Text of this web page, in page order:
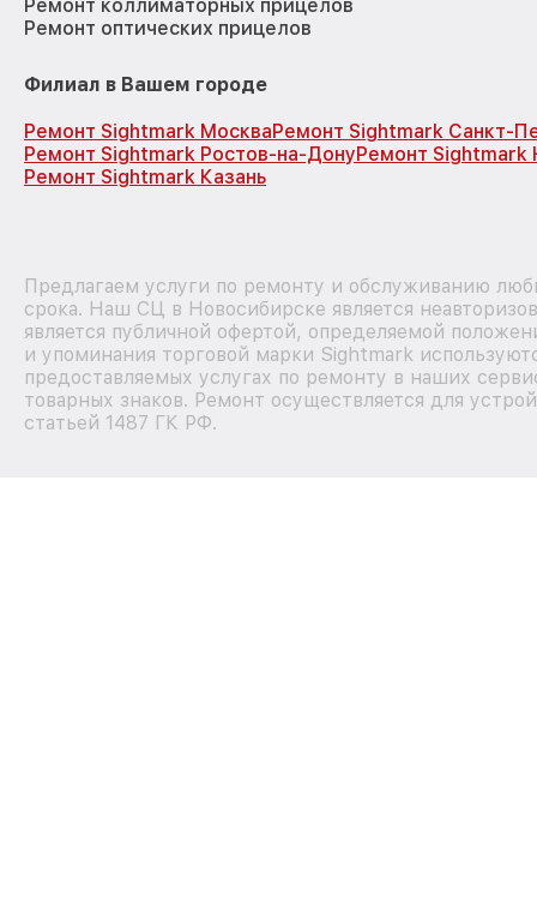
Ремонт коллиматорных прицелов
Ремонт оптических прицелов
Филиал в Вашем городе
Ремонт Sightmark МоскваРемонт Sightmark Санкт-
Ремонт Sightmark Ростов-на-ДонуРемонт
Ремонт Sightmark Казань
Предлагаем услуги по ремонту и обслуживанию
срока. Наш СЦ в Новосибирске является
является публичной офертой, определяемой
и упоминания торговой марки Sightmark
предоставляемых услугах по ремонту в наших
товарных знаков. Ремонт осуществляется для
статьей 1487 ГК РФ.